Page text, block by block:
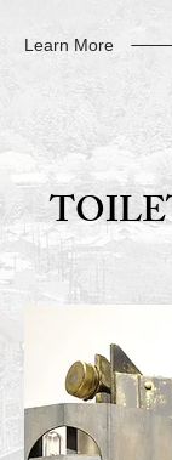
Learn More